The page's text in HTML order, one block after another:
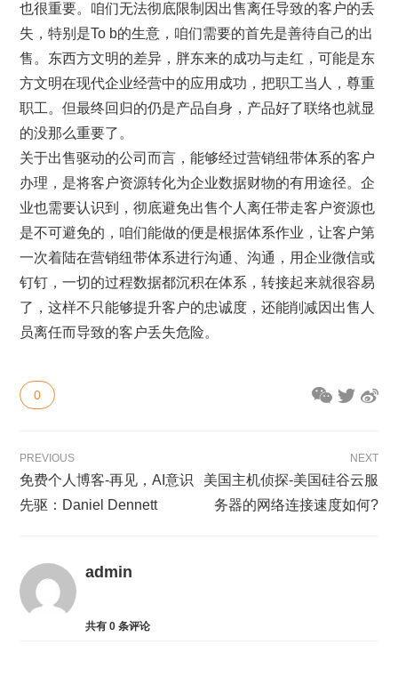
也很重要。咱们无法彻底限制因出售离任导致的客户的丢
失，特别是To b的生意，咱们需要的首先是善待自己的出
售。东西方文明的差异，胖东来的成功与走红，可能是东
方文明在现代企业经营中的应用成功，把职工当人，尊重
职工。但最终回归的仍是产品自身，产品好了联络也就显
的没那么重要了。
关于出售驱动的公司而言，能够经过营销纽带体系的客户
办理，是将客户资源转化为企业数据财物的有用途径。企
业也需要认识到，彻底避免出售个人离任带走客户资源也
是不可避免的，咱们能做的便是根据体系作业，让客户第
一次着陆在营销纽带体系进行沟通、沟通，用企业微信或
钉钉，一切的过程数据都沉积在体系，转接起来就很容易
了，这样不只能够提升客户的忠诚度，还能削减因出售人
员离任而导致的客户丢失危险。
0
PREVIOUS
免费个人博客-再见，AI意识
先驱：Daniel Dennett
NEXT
美国主机侦探-美国硅谷云服
务器的网络连接速度如何?
admin
共有0 条评论